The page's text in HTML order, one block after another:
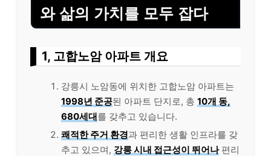
와 삶의 가치를 모두 잡다
1, 고합노암 아파트 개요
강릉시 노암동에 위치한 고합노암 아파트는
1998년 준공된 아파트 단지로, 총 10개 동,
680세대를 갖추고 있습니다.
쾌적한 주거 환경과 편리한 생활 인프라를 갖
추고 있으며, 강릉 시내 접근성이 뛰어나편리